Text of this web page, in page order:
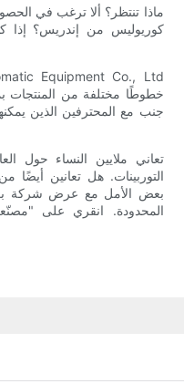
ماذا تنتظر؟ ألا ترغب في
كوريوليس من إندريس؟ إذا
خطوطًا مختلفة من المنتجات
جنب مع المحترفين الذين
تعاني ملايين النساء حول
التوربينات. هل تعانين
بعض الأمل مع عرض شركة
المحدودة. انقري على